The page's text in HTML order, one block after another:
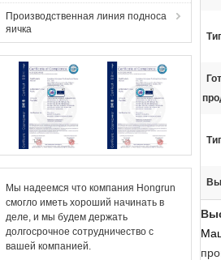
Производственная линия подноса
яичка
Мы надеемся что компания Hongrun
смогло иметь хороший начинать в
деле, и мы будем держать
долгосрочное сотрудничество с
вашей компанией.